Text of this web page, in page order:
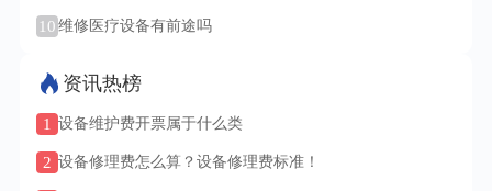
10 维修医疗设备有前途吗
资讯热榜
1 设备维护费开票属于什么类
2 设备修理费怎么算？设备修理费标准！